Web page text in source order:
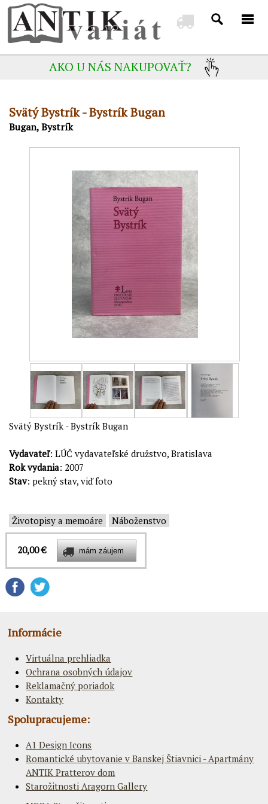
AKO U NÁS NAKUPOVAŤ?
Svätý Bystrík - Bystrík Bugan
Bugan, Bystrík
Svätý Bystrík - Bystrík Bugan
Vydavateľ: LÚČ vydavateľské družstvo, Bratislava
Rok vydania: 2007
Stav: pekný stav, viď foto
Životopisy a memoáre Náboženstvo
20,00 €
Informácie
Virtuálna prehliadka
Ochrana osobných údajov
Reklamačný poriadok
Kontakty
Spolupracujeme:
A1 Design Icons
Romantické ubytovanie v Banskej Štiavnici - Apartmány
ANTIK Pratterov dom
Starožitnosti Aragorn Gallery